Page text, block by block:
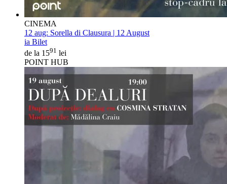
CINEMA
12 aug: Sorella di Clausura | 12 August
ia Bilet
de la 1591 lei
POINT HUB